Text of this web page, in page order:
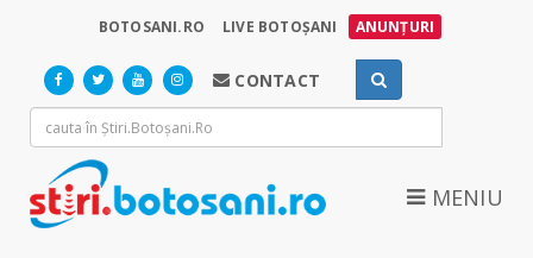
BOTOSANI.RO LIVE BOTOȘANI ANUNȚURI
CONTACT
MENIU